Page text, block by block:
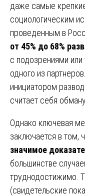
даже самые
социологическим
проведенным в
от 45% до 68%
с подозрениями
одного из
инициатором
считает себя
Однако ключевая
заключается в том,
значимое
большинстве
труднодостижимо.
(свидетельские